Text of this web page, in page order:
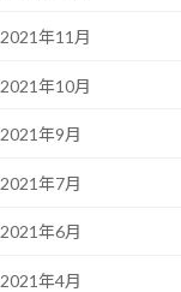
2021年11月
2021年10月
2021年9月
2021年7月
2021年6月
2021年4月